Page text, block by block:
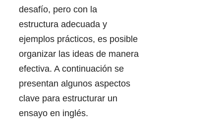
desafío, pero con la
estructura adecuada y
ejemplos prácticos, es posible
organizar las ideas de manera
efectiva. A continuación se
presentan algunos aspectos
clave para estructurar un
ensayo en inglés.